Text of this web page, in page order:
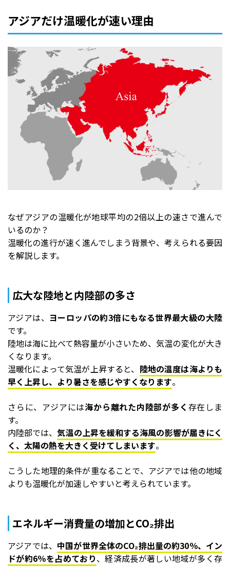
アジアだけ温暖化が速い理由
なぜアジアの温暖化が地球平均の2倍以上の速さで進んで
いるのか？
温暖化の進行が速く進んでしまう背景や、考えられる要因
を解説します。
広大な陸地と内陸部の多さ
アジアは、 ヨーロッパの約3倍にもなる世界最大級の大陸
です。
陸地は海に比べて熱容量が小さいため、気温の変化が大き
くなります。
温暖化によって気温が上昇すると、 陸地の温度は海よりも
早く上昇し、より暑さを感じやすくなります。
さらに、アジアには海から離れた内陸部が多く 存在しま
す。
内陸部では、気温の上昇を緩和する海風の影響が届きにく
く、太陽の熱を大きく受けてしまいます。
こうした地理的条件が重なることで、アジアでは他の地域
よりも温暖化が加速しやすいと考えられています。
エネルギー消費量の増加とCO₂排出
アジアでは、 中国が世界全体のCO₂排出量の約30％、イン
ドが約6％を占めており、経済成長が著しい地域が多く存